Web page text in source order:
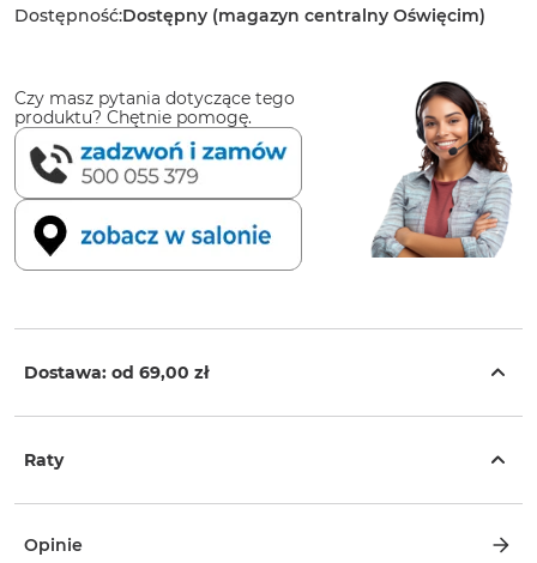
Dostępność:Dostępny (magazyn centralny Oświęcim)
Czy masz pytania dotyczące tego
produktu? Chętnie pomogę.
Dostawa: od 69,00 zł
Raty
Opinie